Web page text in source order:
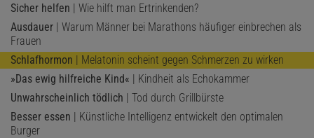
Sicher helfen | Wie hilft man Ertrinkenden?
Ausdauer | Warum Männer bei Marathons häufiger einbrechen als
Frauen
Schlafhormon | Melatonin scheint gegen Schmerzen zu wirken
»Das ewig hilfreiche Kind« | Kindheit als Echokammer
Unwahrscheinlich tödlich | Tod durch Grillbürste
Besser essen | Künstliche Intelligenz entwickelt den optimalen
Burger